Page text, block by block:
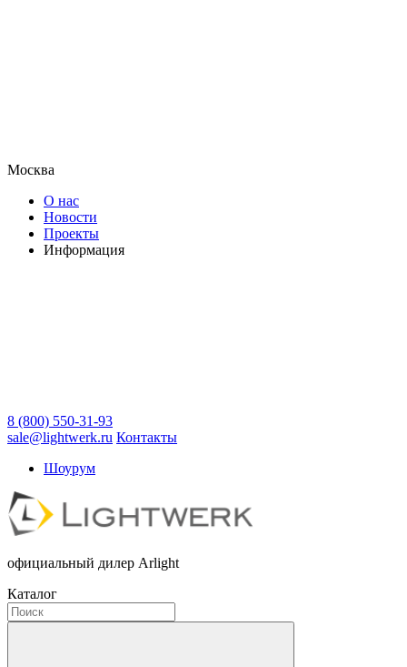
Москва
О нас
Новости
Проекты
Информация
8 (800) 550-31-93
sale@lightwerk.ru Контакты
Шоурум
официальный дилер Arlight
Каталог